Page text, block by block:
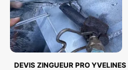
DEVIS ZINGUEUR PRO YVELINES